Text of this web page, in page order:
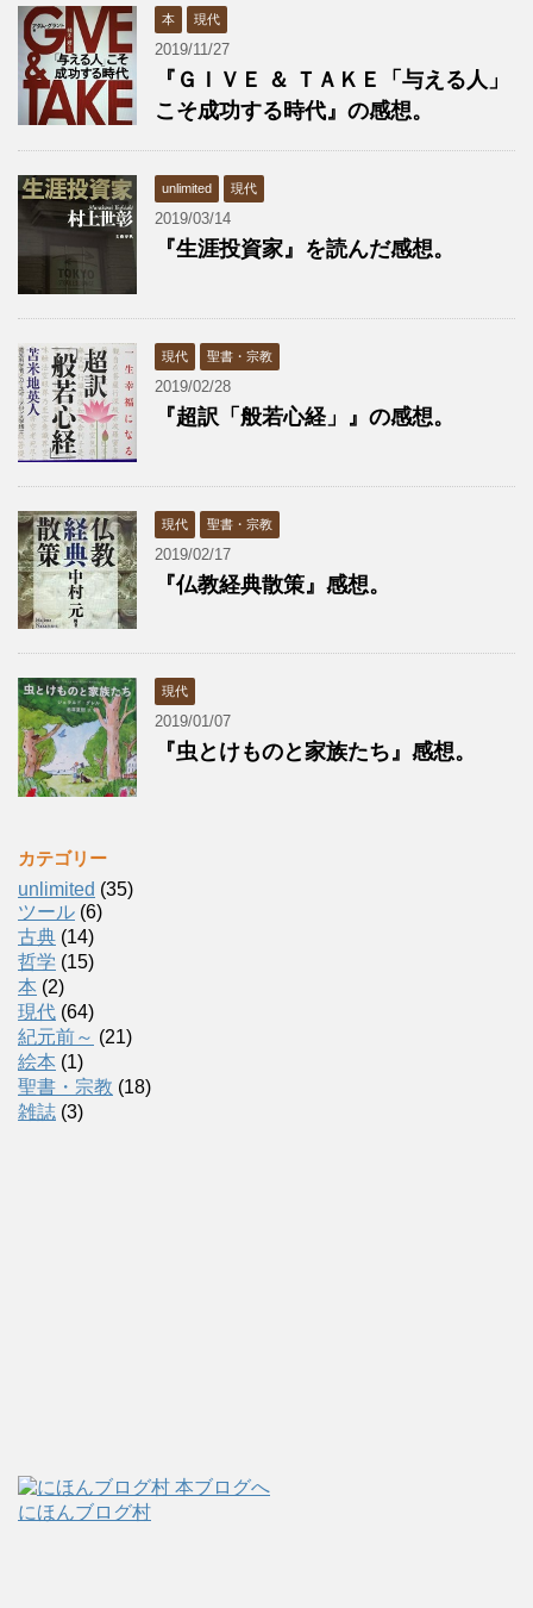
本 現代
2019/11/27
『ＧＩＶＥ ＆ ＴＡＫＥ「与える人」
こそ成功する時代』の感想。
unlimited 現代
2019/03/14
『生涯投資家』を読んだ感想。
現代 聖書・宗教
2019/02/28
『超訳「般若心経」』の感想。
現代 聖書・宗教
2019/02/17
『仏教経典散策』感想。
現代
2019/01/07
『虫とけものと家族たち』感想。
カテゴリー
unlimited (35)
ツール (6)
古典 (14)
哲学 (15)
本 (2)
現代 (64)
紀元前～ (21)
絵本 (1)
聖書・宗教 (18)
雑誌 (3)
にほんブログ村